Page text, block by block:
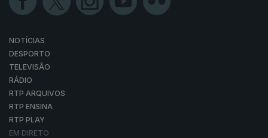
NOTÍCIAS
DESPORTO
TELEVISÃO
RÁDIO
RTP ARQUIVOS
RTP ENSINA
RTP PLAY
EM DIRETO